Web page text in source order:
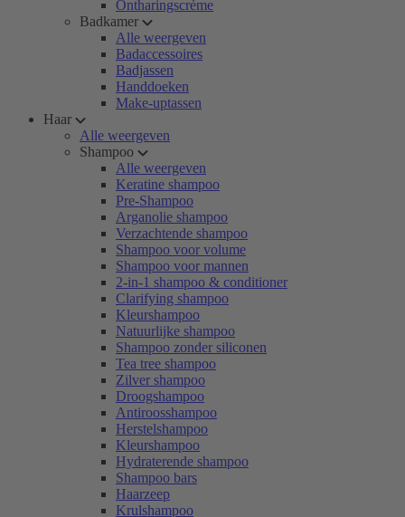
Ontharingscrème
Badkamer
Alle weergeven
Badaccessoires
Badjassen
Handdoeken
Make-uptassen
Haar
Alle weergeven
Shampoo
Alle weergeven
Keratine shampoo
Pre-Shampoo
Arganolie shampoo
Verzachtende shampoo
Shampoo voor volume
Shampoo voor mannen
2-in-1 shampoo & conditioner
Clarifying shampoo
Kleurshampoo
Natuurlijke shampoo
Shampoo zonder siliconen
Tea tree shampoo
Zilver shampoo
Droogshampoo
Antiroosshampoo
Herstelshampoo
Kleurshampoo
Hydraterende shampoo
Shampoo bars
Haarzeep
Krulshampoo